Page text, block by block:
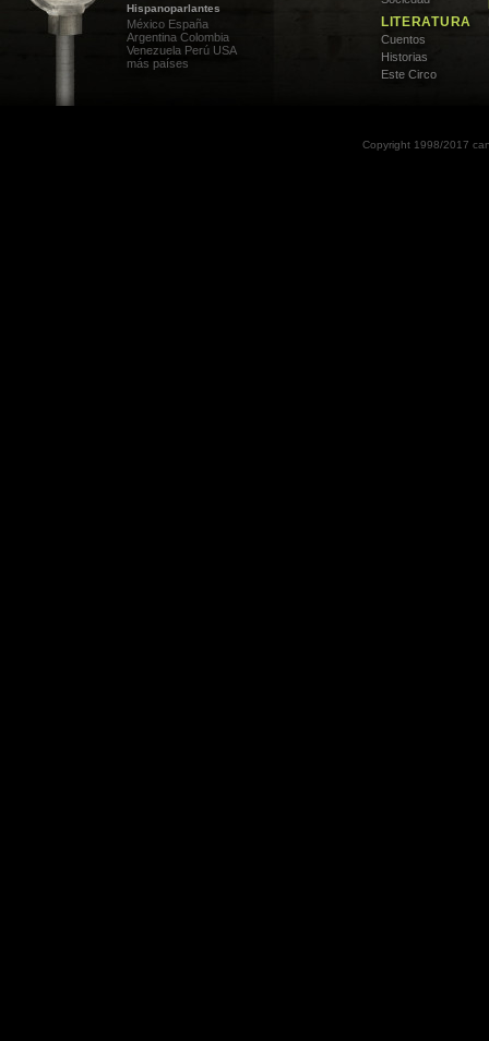
Hispanoparlantes
México España
Argentina Colombia
Venezuela Perú USA
más países
LITERATURA
Cuentos
Historias
Este Circo
Copyright 1998/2017